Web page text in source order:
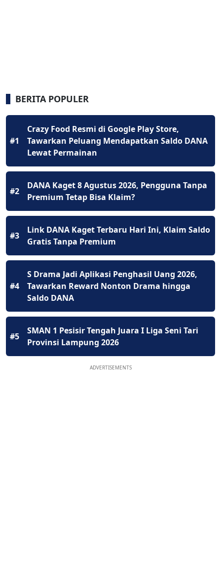
BERITA POPULER
#1
Crazy Food Resmi di Google Play Store,
Tawarkan Peluang Mendapatkan Saldo DANA
Lewat Permainan
#2
DANA Kaget 8 Agustus 2026, Pengguna Tanpa
Premium Tetap Bisa Klaim?
#3
Link DANA Kaget Terbaru Hari Ini, Klaim Saldo
Gratis Tanpa Premium
#4
S Drama Jadi Aplikasi Penghasil Uang 2026,
Tawarkan Reward Nonton Drama hingga
Saldo DANA
#5
SMAN 1 Pesisir Tengah Juara I Liga Seni Tari
Provinsi Lampung 2026
ADVERTISEMENTS